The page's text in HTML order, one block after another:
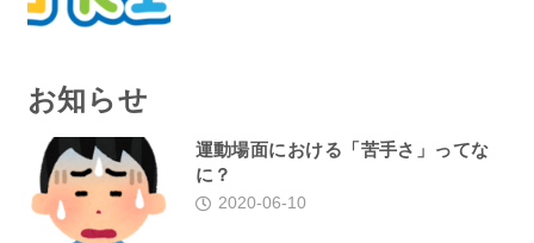
お知らせ
運動場面における「苦手さ」ってな
に？
2020-06-10